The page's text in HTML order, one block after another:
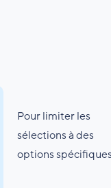
Pour limiter les
sélections à des
options